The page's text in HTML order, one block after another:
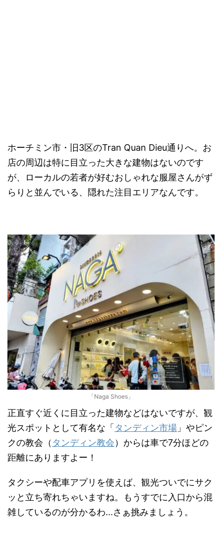
ホーチミン市・旧3区のTran Quan Dieu通りへ。お
店の周辺は特に目立った大きな建物はないのです
が、ローカルの若者が好むおしゃれな服屋さんがず
らりと並んでいる、隠れた注目エリアなんです。
「Naga Shoes」
正直すぐ近くに目立った建物などはないですが、観
光スポットとして有名な「 タンディン市場 」やピン
クの教会（ タンディン教会）からは車で7分ほどの
距離にありますよー！
タクシーや配車アプリを使えば、観光ついでにサク
ッと立ち寄れちゃいますね。もうすでに入口から混
雑しているのが分かるわ...さぁ挑みましょう。